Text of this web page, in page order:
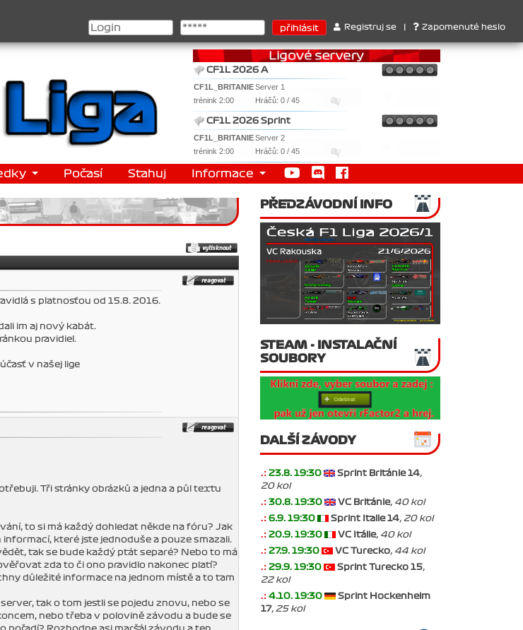
, 3. Jakub Chmelík , Pohár konstruktérů : 1. Ferrari . 2. Williams , 3. RedBull ..... SprintCup - 1. Jan
Registruj se Zapomenuté heslo
CF1L 2026 A
CF1L_BRITANIEServer 1
trénink 2:00
Hráčů: 0 / 45
CF1L 2026 Sprint
CF1L_BRITANIEServer 2
trénink 2:00
Hráčů: 0 / 45
Počasí Stahuj Informace
s platnosťou od 15.8. 2016.
im aj nový kabát.
pravidiel.
v našej lige
Tři stránky obrázků a jedna a půl textu
to si má každý dohledat někde na fóru? Jak
které jste jednoduše a pouze smazali.
tak se bude každý ptát separé? Nebo to má
zda to či ono pravidlo nakonec platí?
důležité informace na jednom místě a to tam
tak o tom jestli se pojedu znovu, nebo se
nebo třeba v polovině závodu a bude se
PŘEDZÁVODNÍ INFO
STEAM - INSTALAČNÍ
SOUBORY
DALŠÍ ZÁVODY
.: 23.8. 19:30 Sprint Británie 14,
20 kol
.: 30.8. 19:30 VC Británie, 40 kol
.: 6.9. 19:30 Sprint Italie 14, 20 kol
.: 20.9. 19:30 VC Itálie, 40 kol
.: 27.9. 19:30 VC Turecko, 44 kol
.: 29.9. 19:30 Sprint Turecko 15,
22 kol
.: 4.10. 19:30
Sprint Hockenheim
17, 25 kol